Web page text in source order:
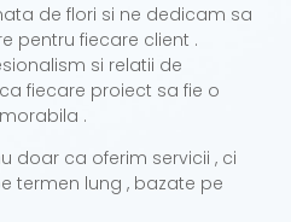
de flori si ne dedicam sa
pentru fiecare client .
si relatii de
fiecare proiect sa fie o
.
doar ca oferim servicii , ci
termen lung , bazate pe